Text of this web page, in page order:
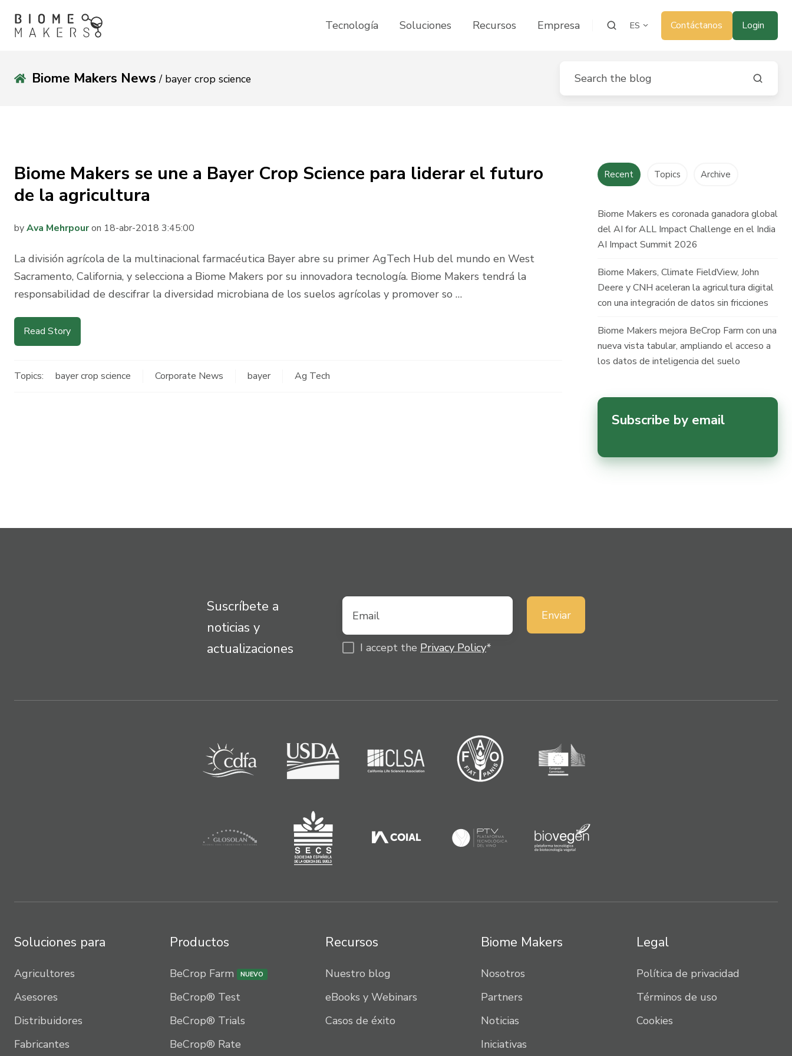
Tecnología Soluciones Recursos Empresa ES Contáctanos Login
Biome Makers News / bayer crop science
Biome Makers se une a Bayer Crop Science para liderar el futuro
de la agricultura
byAva Mehrpouron 18-abr-2018 3:45:00
La división agrícola de la multinacional farmacéutica Bayer abre su primer AgTech Hub del mundo en West
Sacramento, California, y selecciona a Biome Makers por su innovadora tecnología. Biome Makers tendrá la
responsabilidad de descifrar la diversidad microbiana de los suelos agrícolas y promover so …
Read Story
Topics: bayer crop science Corporate News bayer Ag Tech
Recent Topics Archive
Biome Makers es coronada ganadora global
del AI for ALL Impact Challenge en el India
AI Impact Summit 2026
Biome Makers, Climate FieldView, John
Deere y CNH aceleran la agricultura digital
con una integración de datos sin fricciones
Biome Makers mejora BeCrop Farm con una
nueva vista tabular, ampliando el acceso a
los datos de inteligencia del suelo
Subscribe by email
Suscríbete a
noticias y
actualizaciones
I accept the Privacy Policy*
Soluciones para
Agricultores
Asesores
Distribuidores
Fabricantes
Productos
BeCrop Farm NUEVO
BeCrop® Test
BeCrop® Trials
BeCrop® Rate
Recursos
Nuestro blog
eBooks y Webinars
Casos de éxito
Biome Makers
Nosotros
Partners
Noticias
Iniciativas
Legal
Política de privacidad
Términos de uso
Cookies